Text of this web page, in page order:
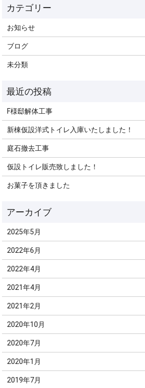
お知らせ
ブログ
未分類
F様邸解体工事
新棟仮設洋式トイレ入庫いたしました！
庭石撤去工事
仮設トイレ販売致しました！
お菓子を頂きました
2025年5月
2022年6月
2022年4月
2021年4月
2021年2月
2020年10月
2020年7月
2020年1月
2019年7月